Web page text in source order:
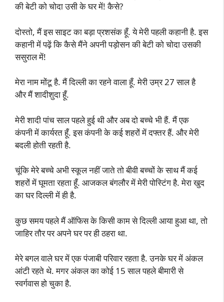
की बेटी को चोदा उसी के घर में! कैसे?
दोस्तो, मैं इस साइट का बड़ा प्रशसंक हूँ. ये मेरी पहली कहानी है. इस
कहानी में पढ़ें कि कैसे मैंने अपनी पड़ोसन की बेटी को चोदा उसकी
ससुराल में!
मेरा नाम मोंटू है. मैं दिल्ली का रहने वाला हूँ. मेरी उम्र 27 साल है
और मैं शादीशुदा हूँ.
मेरी शादी पांच साल पहले हुई थी और अब दो बच्चे भी हैं. मैं एक
कंपनी में कार्यरत हूँ. इस कंपनी के कई शहरों में दफ्तर हैं. और मेरी
बदली होती रहती है.
चूंकि मेरे बच्चे अभी स्कूल नहीं जाते तो बीवी बच्चों के साथ मैं कई
शहरों में घूमता रहता हूँ. आजकल बंगलौर में मेरी पोस्टिंग है. मेरा खुद
का घर दिल्ली में ही है.
कुछ समय पहले मैं ऑफिस के किसी काम से दिल्ली आया हुआ था, तो
जाहिर तौर पर अपने घर पर ही ठहरा था.
मेरे बगल वाले घर में एक पंजाबी परिवार रहता है. उनके घर में अंकल
आंटी रहते थे. मगर अंकल का कोई 15 साल पहले बीमारी से
स्वर्गवास हो चुका है.